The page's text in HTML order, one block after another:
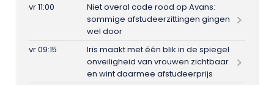
vr 11:00
Niet overal code rood op Avans:
sommige afstudeerzittingen gingen
wel door
vr 09:15
Iris maakt met één blik in de spiegel
onveiligheid van vrouwen zichtbaar
en wint daarmee afstudeerprijs